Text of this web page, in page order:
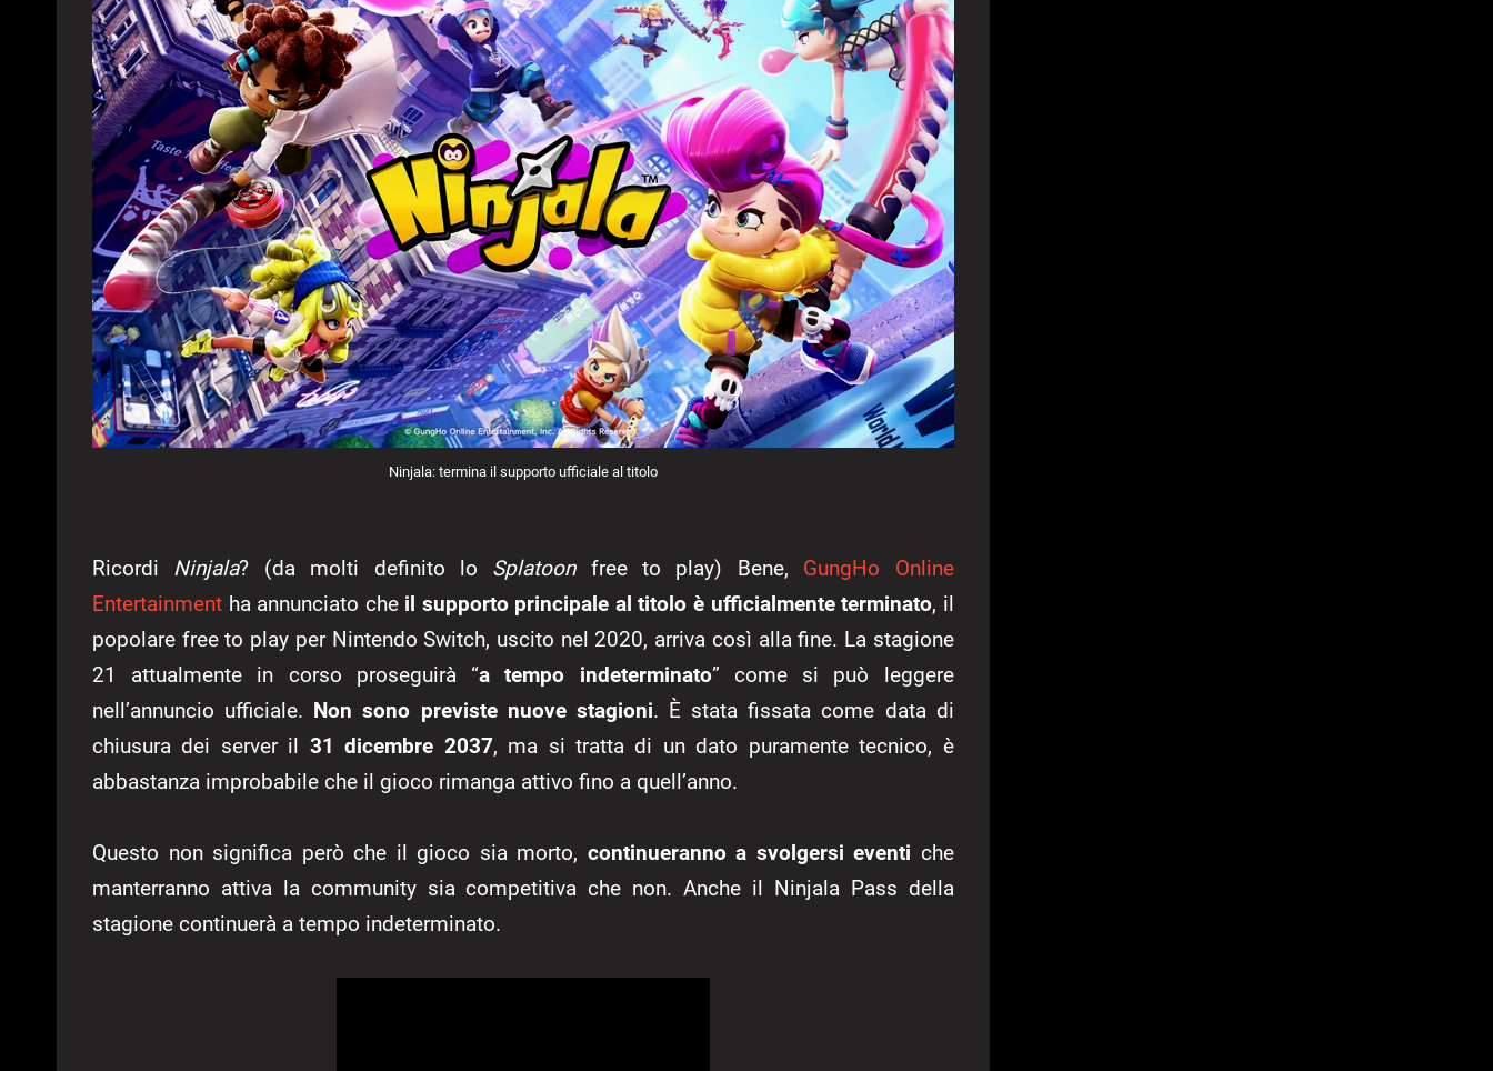
Ninjala: termina il supporto ufficiale al titolo
Ricordi Ninjala? (da molti definito lo Splatoonfree to play) Bene, GungHo Online
Entertainment ha annunciato che il supporto principale al titolo è ufficialmente terminato, il
popolare free to play per Nintendo Switch, uscito nel 2020, arriva così alla fine. La stagione
21 attualmente in corso proseguirà “a tempo indeterminato” come si può leggere
nell’annuncio ufficiale. Non sono previste nuove stagioni. È stata fissata come data di
chiusura dei server il 31 dicembre 2037, ma si tratta di un dato puramente tecnico, è
abbastanza improbabile che il gioco rimanga attivo fino a quell’anno.
Questo non significa però che il gioco sia morto, continueranno a svolgersi eventi che
manterranno attiva la community sia competitiva che non. Anche il Ninjala Pass della
stagione continuerà a tempo indeterminato.